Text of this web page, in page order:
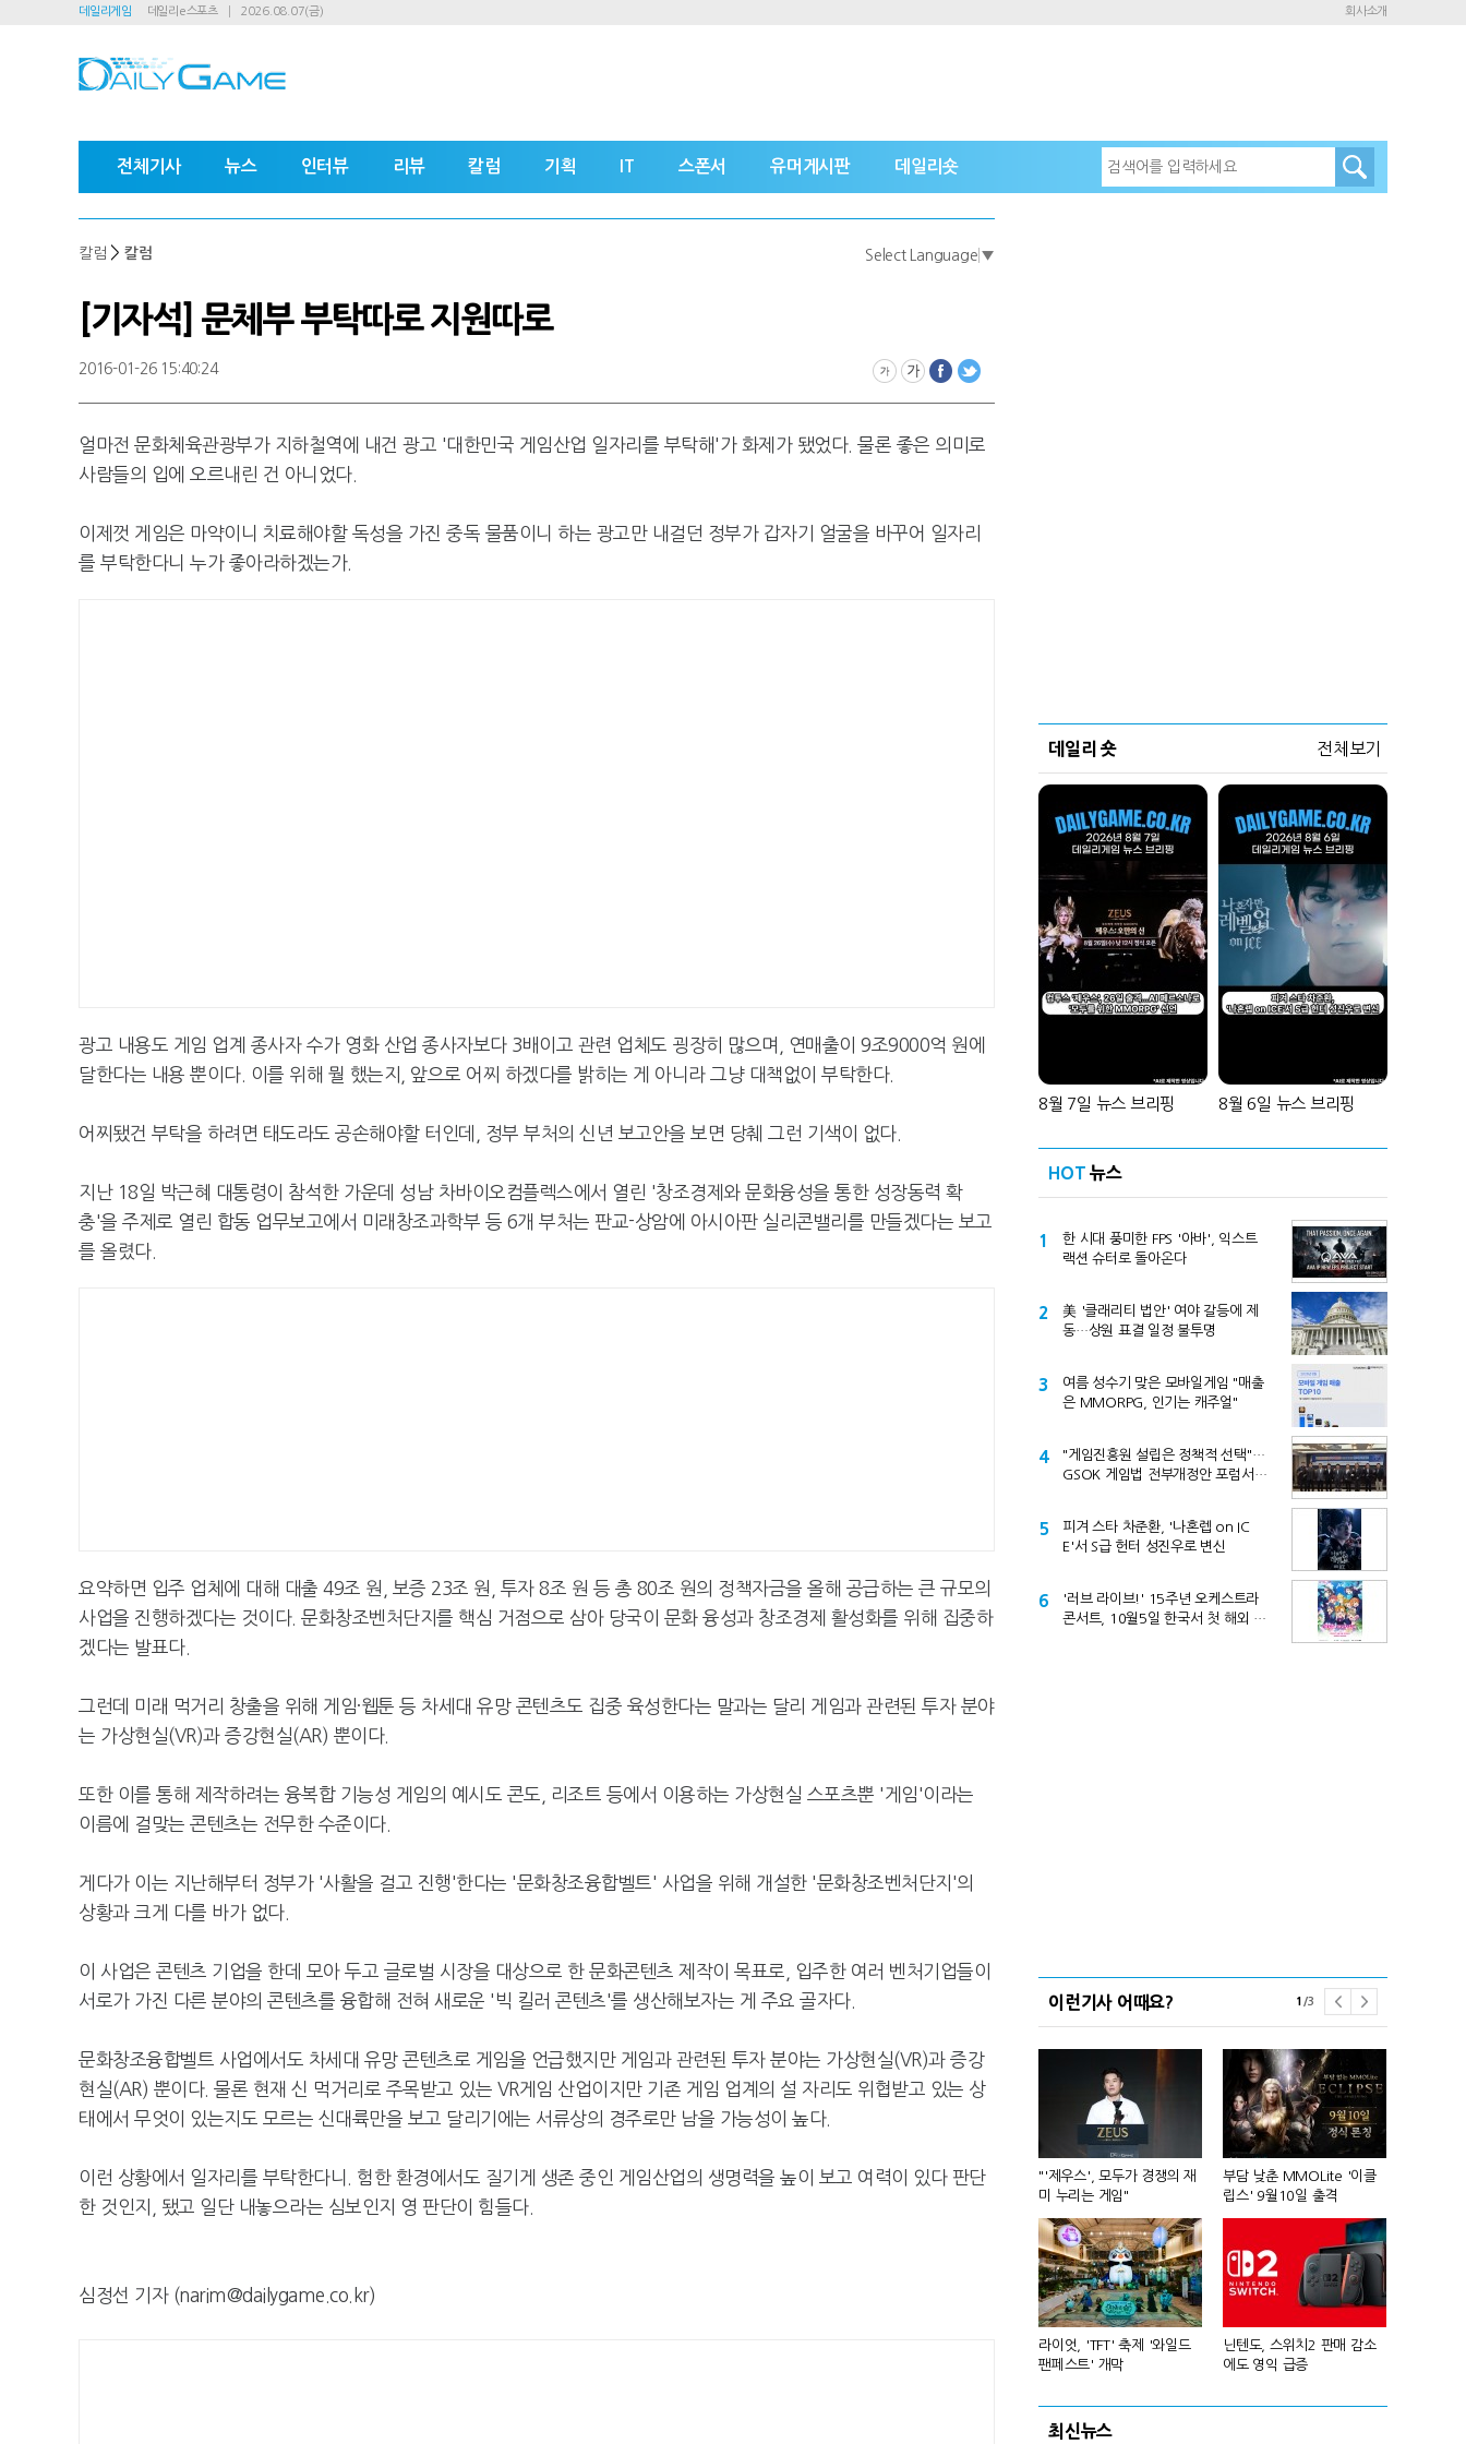
데일리게임 데일리e스포츠 2026.08.07(금) 회사소개
전체기사 뉴스 인터뷰 리뷰 칼럼 기획 IT 스폰서 유머게시판 데일리숏
칼럼 > 칼럼 Select Language ▼
[기자석] 문체부 부탁따로 지원따로
2016-01-26 15:40:24
얼마전 문화체육관광부가 지하철역에 내건 광고 '대한민국 게임산업 일자리를 부탁해'가 화제가 됐었다. 물론 좋은 의미로
사람들의 입에 오르내린 건 아니었다.
이제껏 게임은 마약이니 치료해야할 독성을 가진 중독 물품이니 하는 광고만 내걸던 정부가 갑자기 얼굴을 바꾸어 일자리
를 부탁한다니 누가 좋아라하겠는가.
광고 내용도 게임 업계 종사자 수가 영화 산업 종사자보다 3배이고 관련 업체도 굉장히 많으며, 연매출이 9조9000억 원에
달한다는 내용 뿐이다. 이를 위해 뭘 했는지, 앞으로 어찌 하겠다를 밝히는 게 아니라 그냥 대책없이 부탁한다.
어찌됐건 부탁을 하려면 태도라도 공손해야할 터인데, 정부 부처의 신년 보고안을 보면 당췌 그런 기색이 없다.
지난 18일 박근혜 대통령이 참석한 가운데 성남 차바이오컴플렉스에서 열린 '창조경제와 문화융성을 통한 성장동력 확
충'을 주제로 열린 합동 업무보고에서 미래창조과학부 등 6개 부처는 판교-상암에 아시아판 실리콘밸리를 만들겠다는 보고
를 올렸다.
요약하면 입주 업체에 대해 대출 49조 원, 보증 23조 원, 투자 8조 원 등 총 80조 원의 정책자금을 올해 공급하는 큰 규모의
사업을 진행하겠다는 것이다. 문화창조벤처단지를 핵심 거점으로 삼아 당국이 문화 융성과 창조경제 활성화를 위해 집중하
겠다는 발표다.
그런데 미래 먹거리 창출을 위해 게임·웹툰 등 차세대 유망 콘텐츠도 집중 육성한다는 말과는 달리 게임과 관련된 투자 분야
는 가상현실(VR)과 증강현실(AR) 뿐이다.
또한 이를 통해 제작하려는 융복합 기능성 게임의 예시도 콘도, 리조트 등에서 이용하는 가상현실 스포츠뿐 '게임'이라는
이름에 걸맞는 콘텐츠는 전무한 수준이다.
게다가 이는 지난해부터 정부가 '사활을 걸고 진행'한다는 '문화창조융합벨트' 사업을 위해 개설한 '문화창조벤처단지'의
상황과 크게 다를 바가 없다.
이 사업은 콘텐츠 기업을 한데 모아 두고 글로벌 시장을 대상으로 한 문화콘텐츠 제작이 목표로, 입주한 여러 벤처기업들이
서로가 가진 다른 분야의 콘텐츠를 융합해 전혀 새로운 '빅 킬러 콘텐츠'를 생산해보자는 게 주요 골자다.
문화창조융합벨트 사업에서도 차세대 유망 콘텐츠로 게임을 언급했지만 게임과 관련된 투자 분야는 가상현실(VR)과 증강
현실(AR) 뿐이다. 물론 현재 신 먹거리로 주목받고 있는 VR게임 산업이지만 기존 게임 업계의 설 자리도 위협받고 있는 상
태에서 무엇이 있는지도 모르는 신대륙만을 보고 달리기에는 서류상의 경주로만 남을 가능성이 높다.
이런 상황에서 일자리를 부탁한다니. 험한 환경에서도 질기게 생존 중인 게임산업의 생명력을 높이 보고 여력이 있다 판단
한 것인지, 됐고 일단 내놓으라는 심보인지 영 판단이 힘들다.
심정선 기자 (narim@dailygame.co.kr)
데일리 숏 전체보기
8월 7일 뉴스 브리핑 8월 6일 뉴스 브리핑
HOT 뉴스
1
한 시대 풍미한 FPS '아바', 익스트
랙션 슈터로 돌아온다
2
美 '클래리티 법안' 여야 갈등에 제
동…상원 표결 일정 불투명
3
여름 성수기 맞은 모바일게임 "매출
은 MMORPG, 인기는 캐주얼"
4
"게임진흥원 설립은 정책적 선택"…
GSOK 게임법 전부개정안 포럼서
5
피겨 스타 차준환, '나혼렙 on IC
E'서 S급 헌터 성진우로 변신
6
'러브 라이브!' 15주년 오케스트라
콘서트, 10월5일 한국서 첫 해외 공
이런기사 어때요? 1 /3
넷마블, 2분기 매출 7492억
크래프톤, '게임스컴'서 신작
"'제우스', 모두가 경쟁의 재
미 누리는 게임"
부담 낮춘 MMOLite '이클
립스' 9월10일 출격
라이엇, 'TFT' 축제 '와일드
팬페스트' 개막
닌텐도, 스위치2 판매 감소
에도 영익 급증
최신뉴스